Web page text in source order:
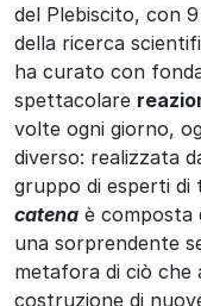
del Plebiscito, con
della ricerca
ha curato con
spettacolare
volte ogni giorno,
diverso: realizzata
gruppo di esperti di
catena è composta
una sorprendente
metafora di ciò che
costruzione di